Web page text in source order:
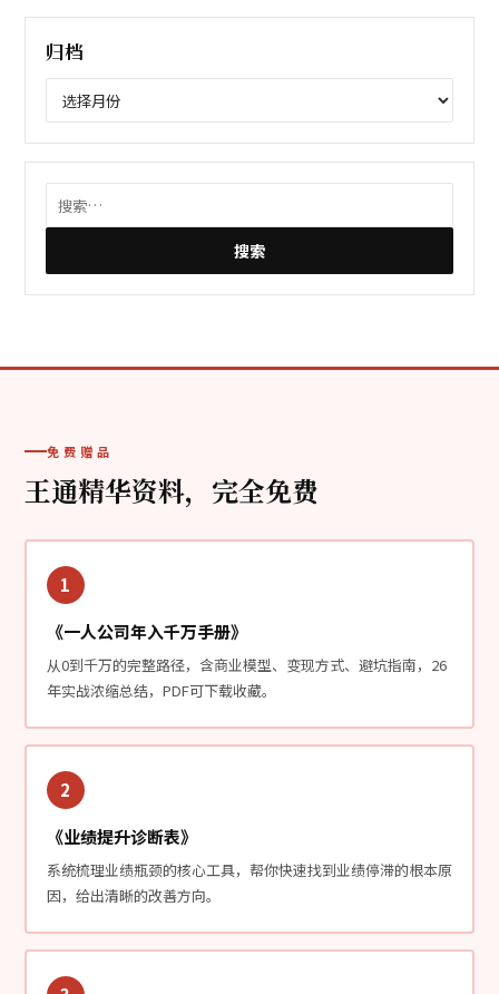
归档
归
档
搜
索：
免费赠品
王通精华资料，完全免费
1
《一人公司年入千万手册》
从0到千万的完整路径，含商业模型、变现方式、避坑指南，26
年实战浓缩总结，PDF可下载收藏。
2
《业绩提升诊断表》
系统梳理业绩瓶颈的核心工具，帮你快速找到业绩停滞的根本原
因，给出清晰的改善方向。